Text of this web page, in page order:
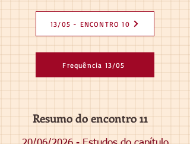
13/05 - ENCONTRO 10
Frequência 13/05
Resumo do encontro 11